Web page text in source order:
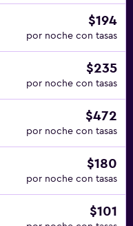
$194
por noche con tasas
$235
por noche con tasas
$472
por noche con tasas
$180
por noche con tasas
$101